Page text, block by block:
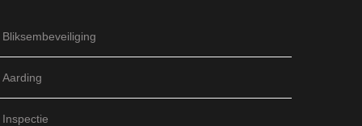
Bliksembeveiliging
Aarding
Inspectie